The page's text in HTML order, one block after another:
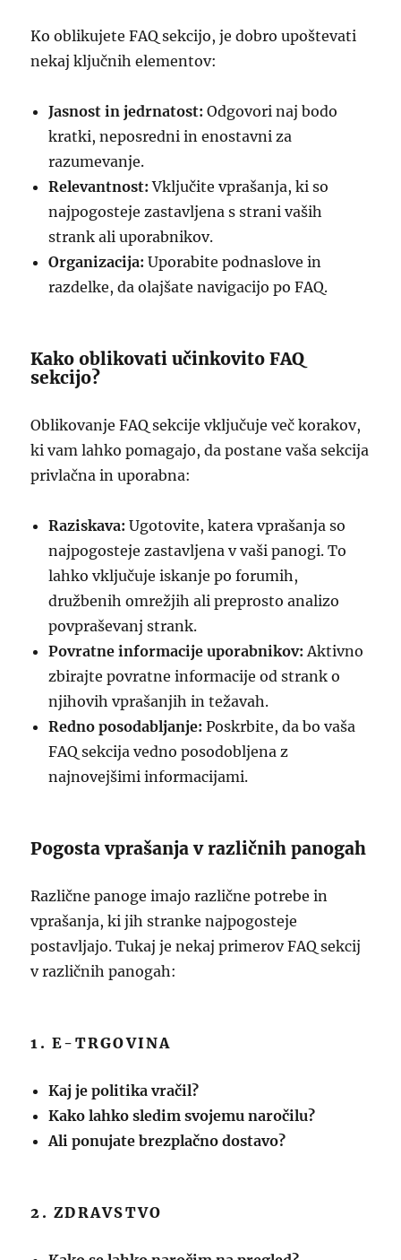
Ko oblikujete FAQ sekcijo, je dobro upoštevati
nekaj ključnih elementov:
Jasnost in jedrnatost: Odgovori naj bodo
kratki, neposredni in enostavni za
razumevanje.
Relevantnost: Vključite vprašanja, ki so
najpogosteje zastavljena s strani vaših
strank ali uporabnikov.
Organizacija: Uporabite podnaslove in
razdelke, da olajšate navigacijo po FAQ.
Kako oblikovati učinkovito FAQ
sekcijo?
Oblikovanje FAQ sekcije vključuje več korakov,
ki vam lahko pomagajo, da postane vaša sekcija
privlačna in uporabna:
Raziskava: Ugotovite, katera vprašanja so
najpogosteje zastavljena v vaši panogi. To
lahko vključuje iskanje po forumih,
družbenih omrežjih ali preprosto analizo
povpraševanj strank.
Povratne informacije uporabnikov: Aktivno
zbirajte povratne informacije od strank o
njihovih vprašanjih in težavah.
Redno posodabljanje: Poskrbite, da bo vaša
FAQ sekcija vedno posodobljena z
najnovejšimi informacijami.
Pogosta vprašanja v različnih panogah
Različne panoge imajo različne potrebe in
vprašanja, ki jih stranke najpogosteje
postavljajo. Tukaj je nekaj primerov FAQ sekcij
v različnih panogah:
1. E-TRGOVINA
Kaj je politika vračil?
Kako lahko sledim svojemu naročilu?
Ali ponujate brezplačno dostavo?
2. ZDRAVSTVO